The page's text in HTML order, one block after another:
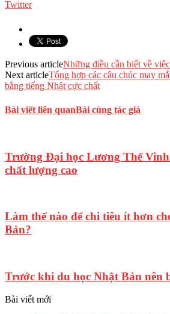
Twitter
Previous articleNhững điều cần biết về
Next articleTổng hợp các câu chúc may
bằng tiếng Nhật cực chất
Bài viết liên quanBài cùng tác giả
Trường Đại học Lương Thế
chất lượng cao
Làm thế nào để chi tiêu ít hơn
Bản?
Trước khi du học Nhật Bản nên
Bài viết mới